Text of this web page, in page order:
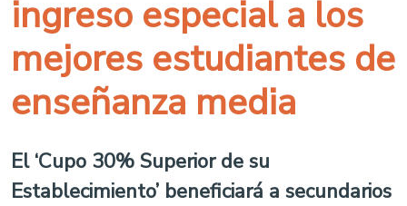
ingreso especial a los
mejores estudiantes de
enseñanza media
El ‘Cupo 30% Superior de su
Establecimiento’ beneficiará a secundarios